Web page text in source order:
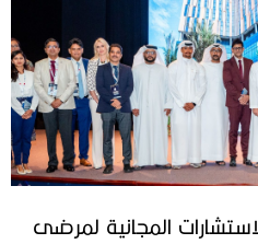
المجانية لمرضى